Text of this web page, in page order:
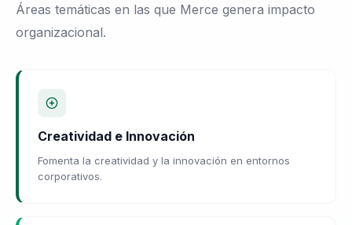
Áreas temáticas en las que Merce genera impacto
organizacional.
Creatividad e Innovación
Fomenta la creatividad y la innovación en entornos
corporativos.